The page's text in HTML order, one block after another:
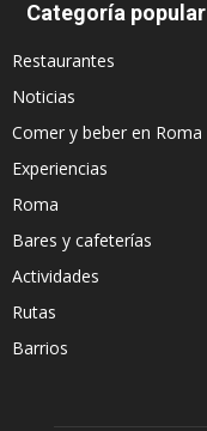
Categoría popular
Restaurantes
Noticias
Comer y beber en Roma
Experiencias
Roma
Bares y cafeterías
Actividades
Rutas
Barrios